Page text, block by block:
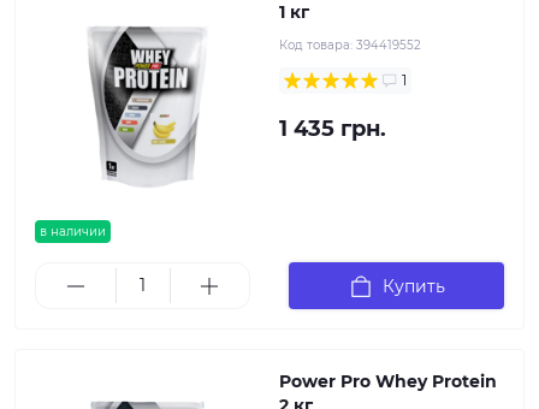
в наличии
1 кг
Код товара: 394419552
1
1 435 грн.
Купить
Power Pro Whey Protein